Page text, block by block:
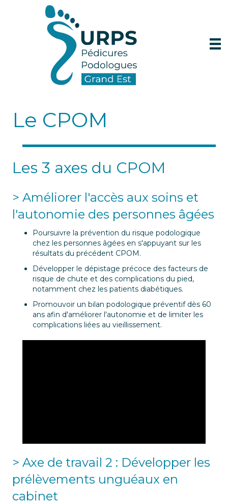
Le CPOM
Les 3 axes du CPOM
> Améliorer l'accès aux soins et
l'autonomie des personnes âgées
Poursuivre la prévention du risque podologique
chez les personnes âgées en s'appuyant sur les
résultats du précédent CPOM.
Développer le dépistage précoce des facteurs de
risque de chute et des complications du pied,
notamment chez les patients diabétiques.
Promouvoir un bilan podologique préventif dès 60
ans afin d'améliorer l'autonomie et de limiter les
complications liées au vieillissement.
> Axe de travail 2 : Développer les
prélèvements unguéaux en
cabinet